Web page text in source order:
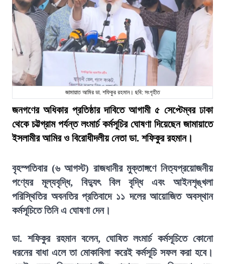
জামায়াত আমির ডা. শফিকুর রহমান। ছবি: সংগৃহীত
জনগণের অধিকার প্রতিষ্ঠার দাবিতে আগামী ৫ সেপ্টেম্বর ঢাকা
থেকে চট্টগ্রাম পর্যন্ত লংমার্চ কর্মসূচির ঘোষণা দিয়েছেন জামায়াতে
ইসলামীর আমির ও বিরোধীদলীয় নেতা ডা. শফিকুর রহমান।
বৃহস্পতিবার (৬ আগস্ট) রাজধানীর মুক্তাঙ্গণে নিত্যপ্রয়োজনীয়
পণ্যের মূল্যবৃদ্ধি, বিদ্যুৎ বিল বৃদ্ধি এবং আইনশৃঙ্খলা
পরিস্থিতির অবনতির প্রতিবাদে ১১ দলের আয়োজিত অবস্থান
কর্মসূচিতে তিনি এ ঘোষণা দেন।
ডা. শফিকুর রহমান বলেন, ঘোষিত লংমার্চ কর্মসূচিতে কোনো
ধরনের বাধা এলে তা মোকাবিলা করেই কর্মসূচি সফল করা হবে।